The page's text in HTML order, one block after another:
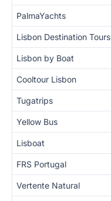
PalmaYachts
Lisbon Destination Tours
Lisbon by Boat
Cooltour Lisbon
Tugatrips
Yellow Bus
Lisboat
FRS Portugal
Vertente Natural